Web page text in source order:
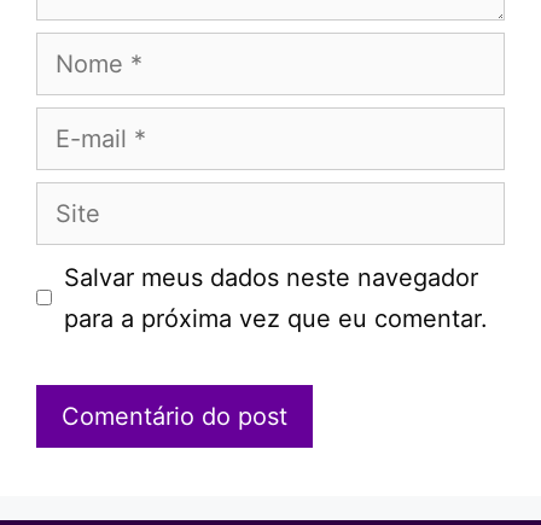
Nome
E-
mail
Site
Salvar meus dados neste navegador
para a próxima vez que eu comentar.